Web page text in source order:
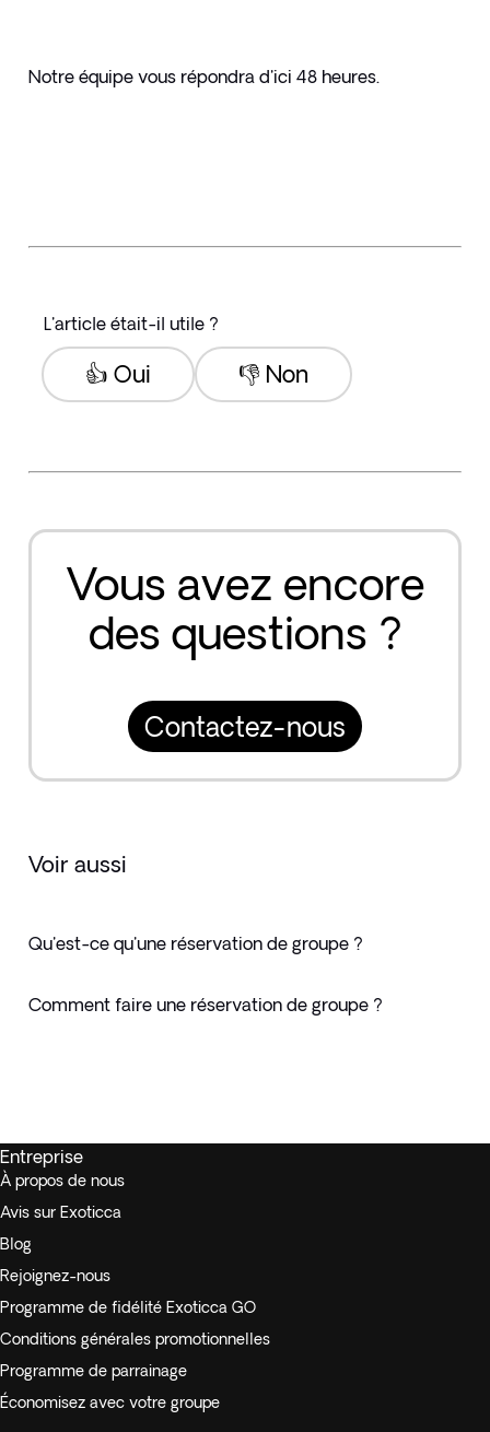
Notre équipe vous répondra d'ici 48 heures.
L'article était-il utile ?
👎 Non
👍 Oui
Vous avez encore
des questions ?
Contactez-nous
Voir aussi
Qu'est-ce qu'une réservation de groupe ?
Comment faire une réservation de groupe ?